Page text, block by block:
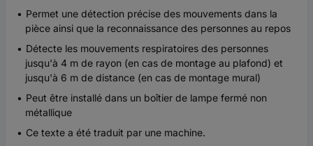
Permet une détection précise des mouvements dans la
pièce ainsi que la reconnaissance des personnes au repos
Détecte les mouvements respiratoires des personnes
jusqu'à 4 m de rayon (en cas de montage au plafond) et
jusqu'à 6 m de distance (en cas de montage mural)
Peut être installé dans un boîtier de lampe fermé non
métallique
Ce texte a été traduit par une machine.